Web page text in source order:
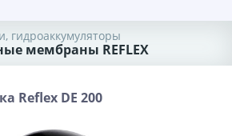
гидроаккумуляторы
мембраны REFLEX
Reflex DE 200